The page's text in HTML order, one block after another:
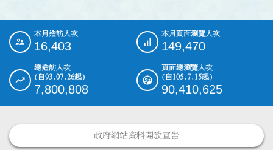
::: 本月造訪人次
16,403
本月頁面瀏覽人次
149,470
總造訪人次
(自93.07.26起)
7,800,808
頁面總瀏覽人次
(自105.7.15起)
90,410,625
政府網站資料開放宣告